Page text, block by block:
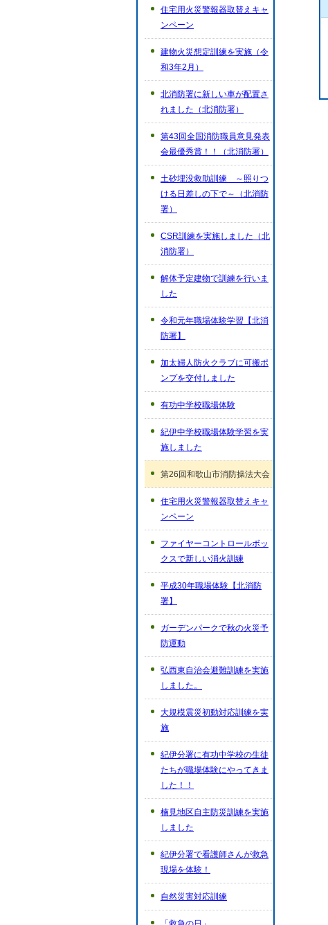
住宅用火災警報器取替えキャ
ンペーン
建物火災想定訓練を実施（令
和3年2月）
北消防署に新しい車が配置さ
れました（北消防署）
第43回全国消防職員意見発表
会最優秀賞！！（北消防署）
土砂埋没救助訓練 ～照りつ
ける日差しの下で～（北消防
署）
CSR訓練を実施しました（北
消防署）
解体予定建物で訓練を行いま
した
令和元年職場体験学習【北消
防署】
加太婦人防火クラブに可搬ポ
ンプを交付しました
有功中学校職場体験
紀伊中学校職場体験学習を実
施しました
第26回和歌山市消防操法大会
住宅用火災警報器取替えキャ
ンペーン
ファイヤーコントロールボッ
クスで新しい消火訓練
平成30年職場体験【北消防
署】
ガーデンパークで秋の火災予
防運動
弘西東自治会避難訓練を実施
しました。
大規模震災初動対応訓練を実
施
紀伊分署に有功中学校の生徒
たちが職場体験にやってきま
した！！
楠見地区自主防災訓練を実施
しました
紀伊分署で看護師さんが救急
現場を体験！
自然災害対応訓練